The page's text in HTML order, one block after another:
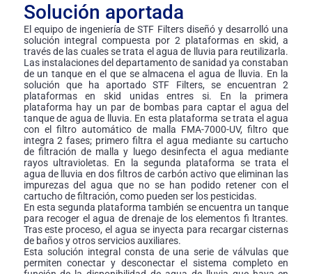
Solución aportada
El equipo de ingeniería de STF Filters diseñó y desarrolló una
solución integral compuesta por 2 plataformas en skid, a
través de las cuales se trata el agua de lluvia para reutilizarla.
Las instalaciones del departamento de sanidad ya constaban
de un tanque en el que se almacena el agua de lluvia. En la
solución que ha aportado STF Filters, se encuentran 2
plataformas en skid unidas entres si. En la primera
plataforma hay un par de bombas para captar el agua del
tanque de agua de lluvia. En esta plataforma se trata el agua
con el filtro automático de malla FMA-7000-UV, filtro que
integra 2 fases; primero filtra el agua mediante su cartucho
de filtración de malla y luego desinfecta el agua mediante
rayos ultravioletas. En la segunda plataforma se trata el
agua de lluvia en dos filtros de carbón activo que eliminan las
impurezas del agua que no se han podido retener con el
cartucho de filtración, como pueden ser los pesticidas.
En esta segunda plataforma también se encuentra un tanque
para recoger el agua de drenaje de los elementos fi ltrantes.
Tras este proceso, el agua se inyecta para recargar cisternas
de baños y otros servicios auxiliares.
Esta solución integral consta de una serie de válvulas que
permiten conectar y desconectar el sistema completo en